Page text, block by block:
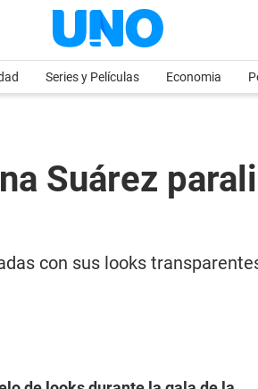
Series y Películas Economia
Suárez
con sus looks